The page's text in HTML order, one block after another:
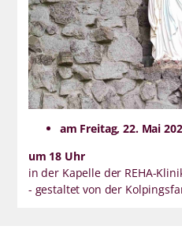
am Freitag, 22. Mai
um 18 Uhr
in der Kapelle der REHA-
- gestaltet von der